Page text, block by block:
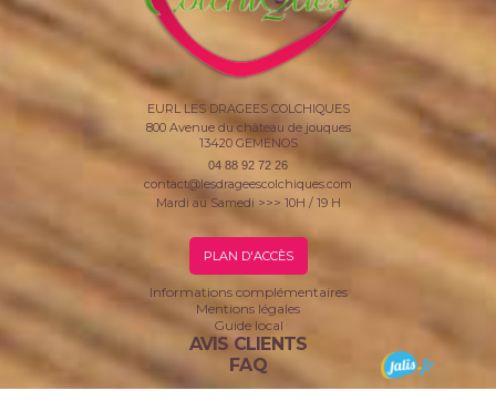
Informations complémentaires
Mentions légales
Guide local
AVIS CLIENTS
FAQ
EURL LES DRAGEES COLCHIQUES
800 Avenue du château de jouques
13420 GEMENOS
04 88 92 72 26
contact@lesdrageescolchiques.com
Mardi au Samedi >>> 10H / 19 H
PLAN D'ACCÈS